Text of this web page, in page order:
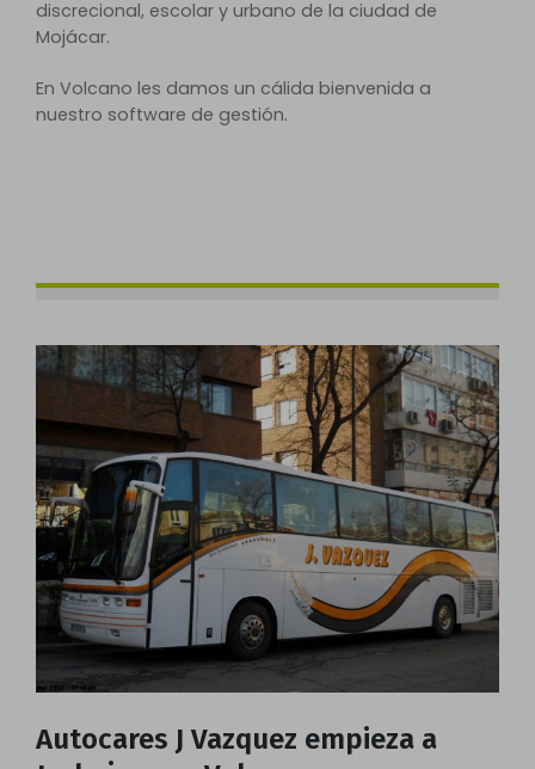
discrecional, escolar y urbano de la ciudad de
Mojácar.
En Volcano les damos un cálida bienvenida a
nuestro software de gestión.
Autocares J Vazquez empieza a